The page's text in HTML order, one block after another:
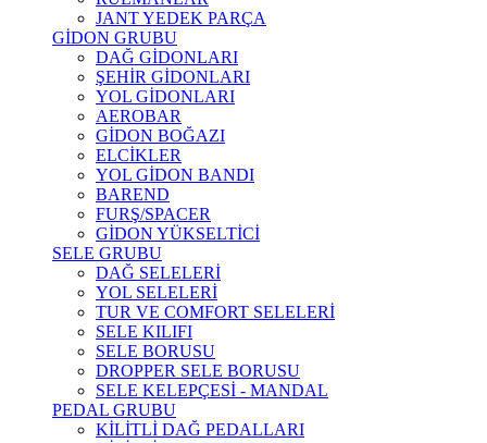
JANT YEDEK PARÇA
GİDON GRUBU
DAĞ GİDONLARI
ŞEHİR GİDONLARI
YOL GİDONLARI
AEROBAR
GİDON BOĞAZI
ELCİKLER
YOL GİDON BANDI
BAREND
FURŞ/SPACER
GİDON YÜKSELTİCİ
SELE GRUBU
DAĞ SELELERİ
YOL SELELERİ
TUR VE COMFORT SELELERİ
SELE KILIFI
SELE BORUSU
DROPPER SELE BORUSU
SELE KELEPÇESİ - MANDAL
PEDAL GRUBU
KİLİTLİ DAĞ PEDALLARI